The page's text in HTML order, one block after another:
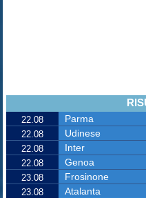
22.08 Parma
22.08
Udinese
22.08
Inter
22.08
Genoa
23.08
Frosinone
23.08
Atalanta